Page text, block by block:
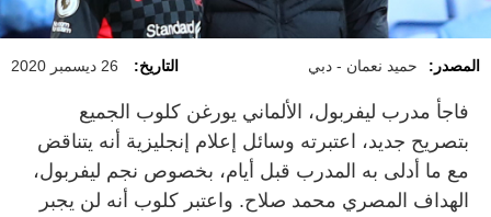
المصدر: حميد نعمان - دبي التاريخ: 26 ديسمبر 2020
فاجأ مدرب ليفربول، الألماني يورغن كلوب الجميع
بتصريح جديد، اعتبرته وسائل إعلام إنجليزية أنه يتناقض
مع ما أدلى به المدرب قبل أيام، بخصوص نجم ليفربول،
الهداف المصري محمد صلاح. واعتبر كلوب أنه لن يجبر